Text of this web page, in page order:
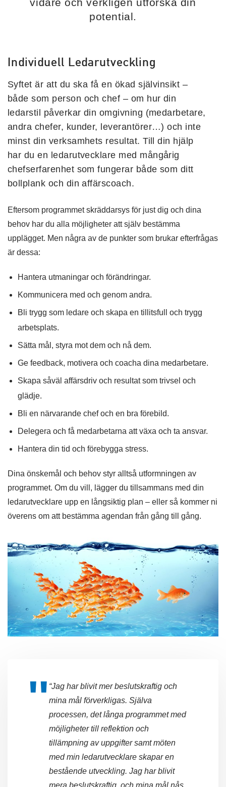
potential.
Individuell Ledarutveckling
Syftet är att du ska få en ökad självinsikt –
både som person och chef – om hur din
ledarstil påverkar din omgivning (medarbetare,
andra chefer, kunder, leverantörer…) och inte
minst din verksamhets resultat. Till din hjälp
har du en ledarutvecklare med mångårig
chefserfarenhet som fungerar både som ditt
bollplank och din affärscoach.
Eftersom programmet skräddarsys för just dig och dina
behov har du alla möjligheter att själv bestämma
upplägget. Men några av de punkter som brukar efterfrågas
är dessa:
Hantera utmaningar och förändringar.
Kommunicera med och genom andra.
Bli trygg som ledare och skapa en tillitsfull och trygg
arbetsplats.
Sätta mål, styra mot dem och nå dem.
Ge feedback, motivera och coacha dina medarbetare.
Skapa såväl affärsdriv och resultat som trivsel och
glädje.
Bli en närvarande chef och en bra förebild.
Delegera och få medarbetarna att växa och ta ansvar.
Hantera din tid och förebygga stress.
Dina önskemål och behov styr alltså utformningen av
programmet. Om du vill, lägger du tillsammans med din
ledarutvecklare upp en långsiktig plan – eller så kommer ni
överens om att bestämma agendan från gång till gång.
“Jag har blivit mer beslutskraftig och
mina mål förverkligas. Själva
processen, det långa programmet med
möjligheter till reflektion och
tillämpning av uppgifter samt möten
med min ledarutvecklare skapar en
bestående utveckling. Jag har blivit
mera beslutskraftig, och mina mål nås